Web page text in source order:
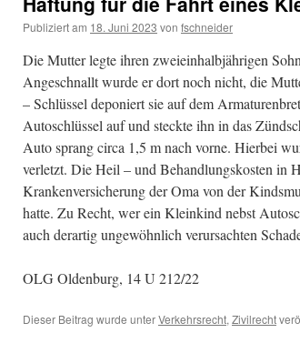
Publiziert am 18. Juni 2023 von fschneider
Die Mutter legte ihren zweieinhalbjährigen
Angeschnallt wurde er dort noch nicht, die
– Schlüssel deponiert sie auf dem
Autoschlüssel auf und steckte ihn in das
Auto sprang circa 1,5 m nach vorne. Hierbei
verletzt. Die Heil – und Behandlungskosten in
Krankenversicherung der Oma von der
hatte. Zu Recht, wer ein Kleinkind nebst
auch derartig ungewöhnlich verursachten
OLG Oldenburg, 14 U 212/22
Dieser Beitrag wurde unterVerkehrsrecht, Zivilrecht